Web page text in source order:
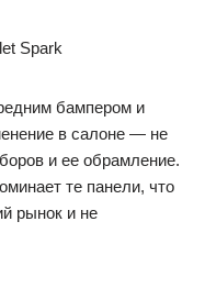
Spark
бампером и
в салоне — не
и ее обрамление.
те панели, что
рынок и не